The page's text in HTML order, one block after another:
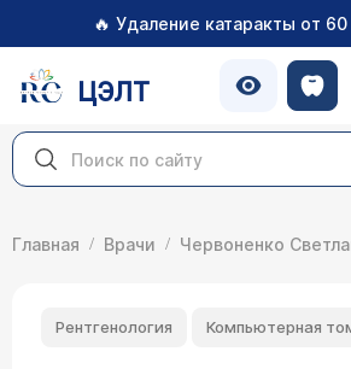
🔥 Удаление катаракты от
ЦЭЛТ
Главная Врачи Червоненко
Рентгенология Компьютерная